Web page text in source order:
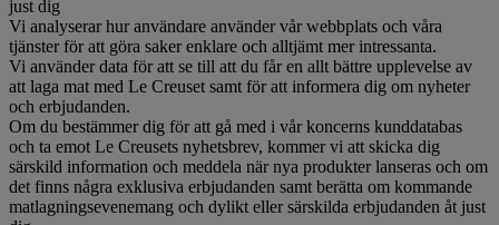
just dig
Vi analyserar hur användare använder vår webbplats och våra
tjänster för att göra saker enklare och alltjämt mer intressanta.
Vi använder data för att se till att du får en allt bättre upplevelse av
att laga mat med Le Creuset samt för att informera dig om nyheter
och erbjudanden.
Om du bestämmer dig för att gå med i vår koncerns kunddatabas
och ta emot Le Creusets nyhetsbrev, kommer vi att skicka dig
särskild information och meddela när nya produkter lanseras och om
det finns några exklusiva erbjudanden samt berätta om kommande
matlagningsevenemang och dylikt eller särskilda erbjudanden åt just